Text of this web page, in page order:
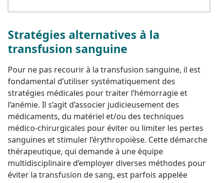
Stratégies alternatives à la
transfusion sanguine
Pour ne pas recourir à la transfusion sanguine, il est
fondamental d’utiliser systématiquement des
stratégies médicales pour traiter l’hémorragie et
l’anémie. Il s’agit d’associer judicieusement des
médicaments, du matériel et/ou des techniques
médico-chirurgicales pour éviter ou limiter les pertes
sanguines et stimuler l’érythropoïèse. Cette démarche
thérapeutique, qui demande à une équipe
multidisciplinaire d’employer diverses méthodes pour
éviter la transfusion de sang, est parfois appelée